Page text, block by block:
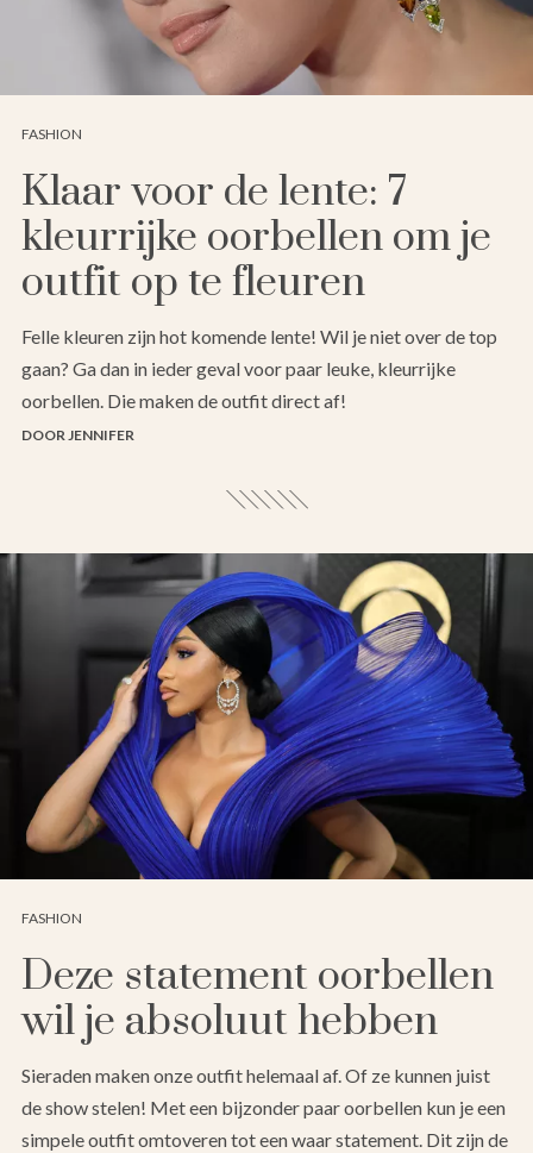
FASHION
Klaar voor de lente: 7
kleurrijke oorbellen om je
outfit op te fleuren
Felle kleuren zijn hot komende lente! Wil je niet over de top
gaan? Ga dan in ieder geval voor paar leuke, kleurrijke
oorbellen. Die maken de outfit direct af!
DOOR JENNIFER
FASHION
Deze statement oorbellen
wil je absoluut hebben
Sieraden maken onze outfit helemaal af. Of ze kunnen juist
de show stelen! Met een bijzonder paar oorbellen kun je een
simpele outfit omtoveren tot een waar statement. Dit zijn de